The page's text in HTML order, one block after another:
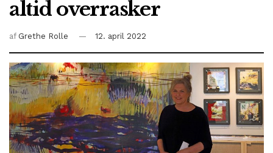
altid overrasker
af Grethe Rolle 12. april 2022